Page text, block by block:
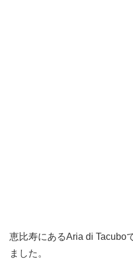
恵比寿にあるAria di Tacubo
ました。